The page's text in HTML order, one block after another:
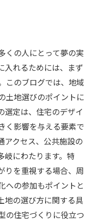
くの人にとって夢の実
入れるためには、まず
このブログでは、地域
土地選びのポイントに
選定は、住宅のデザイ
く影響を与える要素で
アクセス、公共施設の
岐にわたります。特
りを重視する場合、周
への参加もポイントと
地の選び方に関する具
の住宅づくりに役立つ